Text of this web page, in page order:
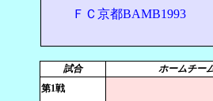
ＦＣ京都BAMB1993
試合 ホームチー
第1戦